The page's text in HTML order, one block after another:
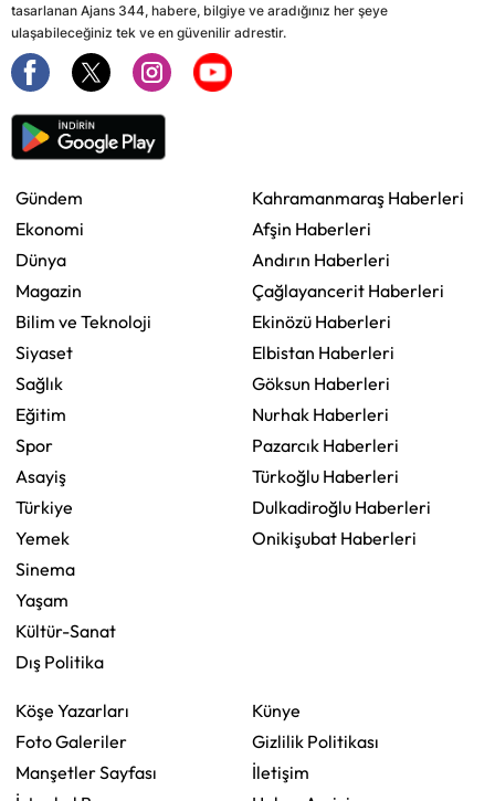
tasarlanan Ajans 344, habere, bilgiye ve aradığınız her şeye
ulaşabileceğiniz tek ve en güvenilir adrestir.
Gündem
Ekonomi
Dünya
Magazin
Bilim ve Teknoloji
Siyaset
Sağlık
Eğitim
Spor
Asayiş
Türkiye
Yemek
Sinema
Yaşam
Kültür-Sanat
Dış Politika
Kahramanmaraş Haberleri
Afşin Haberleri
Andırın Haberleri
Çağlayancerit Haberleri
Ekinözü Haberleri
Elbistan Haberleri
Göksun Haberleri
Nurhak Haberleri
Pazarcık Haberleri
Türkoğlu Haberleri
Dulkadiroğlu Haberleri
Onikişubat Haberleri
Köşe Yazarları
Foto Galeriler
Manşetler Sayfası
Künye
Gizlilik Politikası
İletişim